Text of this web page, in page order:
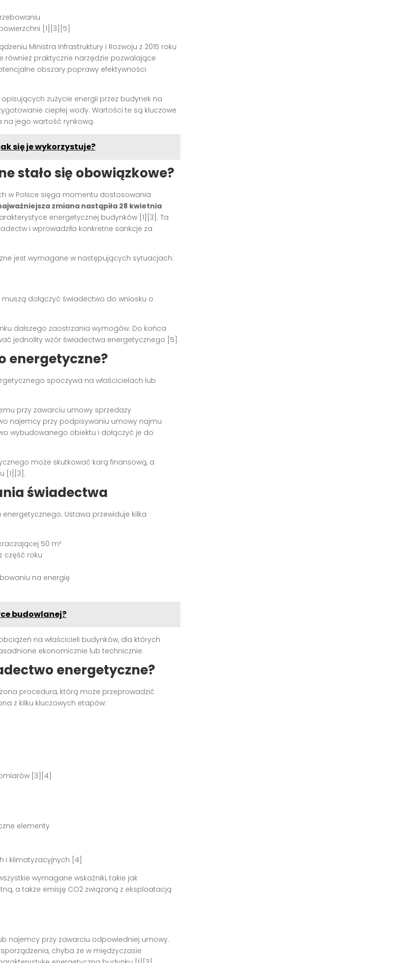
[1][3][5]
Ministra Infrastruktury i Rozwoju z 2015 roku
również praktyczne narzędzie pozwalające
obszary poprawy efektywności
zużycie energii przez budynek na
ciepłej wody. Wartości te są kluczowe
na jego wartość rynkową.
się je wykorzystuje?
stało się obowiązkowe?
w Polsce sięga momentu dostosowania
zmiana nastąpiła 28 kwietnia
energetycznej budynków [1][3]. Ta
i wprowadziła konkretne sankcje za
jest wymagane w następujących sytuacjach:
dołączyć świadectwo do wniosku o
dalszego zaostrzania wymogów. Do końca
jednolity wzór świadectwa energetycznego [5].
energetyczne?
spoczywa na właścicielach lub
przy zawarciu umowy sprzedaży
najemcy przy podpisywaniu umowy najmu
wybudowanego obiektu i dołączyć je do
może skutkować karą finansową, a
[1][3].
świadectwa
Ustawa przewiduje kilka
50 m²
część roku
na energię
budowlanej?
na właścicieli budynków, dla których
ekonomicznie lub technicznie.
energetyczne?
procedura, którą może przeprowadzić
z kilku kluczowych etapów:
[3][4]
elementy
i klimatyzacyjnych [4]
wymagane wskaźniki, takie jak
a także emisję CO2 związaną z eksploatacją
najemcy przy zawarciu odpowiedniej umowy.
chyba że w międzyczasie